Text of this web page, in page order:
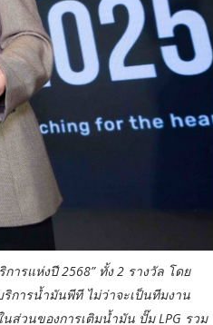
ารแห่งปี 2568” ทั้ง 2 รางวัล โดย
การน้ำมันพีที ไม่ว่าจะเป็นทีมงาน
ส่วนของการเติมน้ำมัน ปั๊ม LPG รวม